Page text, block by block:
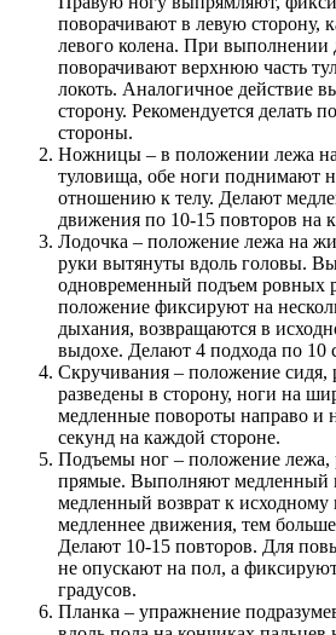
поворачивают в левую сторону,
левого колена. При выполнении
поворачивают верхнюю часть
локоть. Аналогичное действие
сторону. Рекомендуется делать
стороны.
Ножницы – в положении лежа
туловища, обе ноги поднимают
отношению к телу. Делают
движения по 10-15 повторов на
Лодочка – положение лежа на
руки вытянуты вдоль головы.
одновременный подъем ровных
положение фиксируют на
дыхания, возвращаются в
выдохе. Делают 4 подхода по 10
Скручивания – положение сидя,
разведены в сторону, ноги на
медленные повороты направо и
секунд на каждой стороне.
Подъемы ног – положение лежа,
прямые. Выполняют медленный
медленный возврат к
медленнее движения, тем
Делают 10-15 повторов. Для
не опускают на пол, а
градусов.
Планка – упражнение